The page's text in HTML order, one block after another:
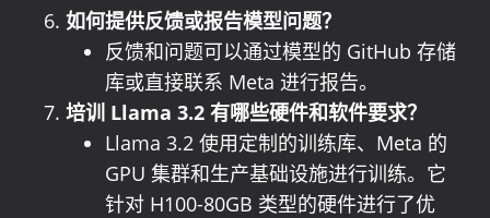
如何提供反馈或报告模型问题？
反馈和问题可以通过模型的 GitHub 存储
库或直接联系 Meta 进行报告。
培训 Llama 3.2 有哪些硬件和软件要求？
Llama 3.2 使用定制的训练库、Meta 的
GPU 集群和生产基础设施进行训练。它
针对 H100-80GB 类型的硬件进行了优